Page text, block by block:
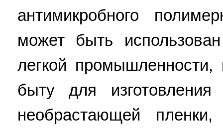
антимикробного
может быть
легкой
быту для изготовления
необрастающей